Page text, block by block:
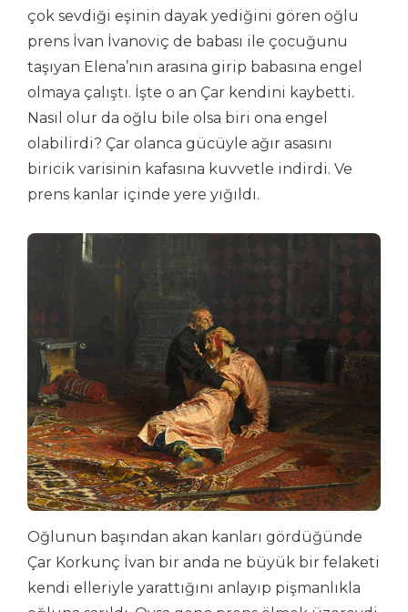
çok sevdiği eşinin dayak yediğini gören oğlu
prens İvan İvanoviç de babası ile çocuğunu
taşıyan Elena’nın arasına girip babasına engel
olmaya çalıştı. İşte o an Çar kendini kaybetti.
Nasıl olur da oğlu bile olsa biri ona engel
olabilirdi? Çar olanca gücüyle ağır asasını
biricik varisinin kafasına kuvvetle indirdi. Ve
prens kanlar içinde yere yığıldı.
Oğlunun başından akan kanları gördüğünde
Çar Korkunç İvan bir anda ne büyük bir felaketi
kendi elleriyle yarattığını anlayıp pişmanlıkla